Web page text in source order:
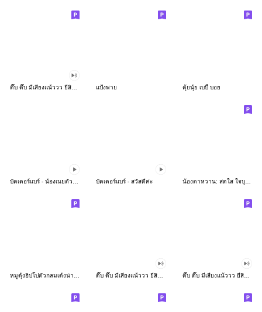
แป้งพาย ตุ้ยนุ้ย เบบี้ บอย
บัตเตอร์แบร์ - สวัสดีค่ะ น้องตาหวาน: สดใส ใจบุญ (สีพาสเทล)
หมูดุ้งฮิปโปตัวกลมเด้งน่ารัก ดึ๊บ ดึ๊บ มีเสียงแน้ววว ยี่สิบเจ็ด ดึ๊บ ดึ๊บ มีเสียงแน้ววว ยี่สิบหก